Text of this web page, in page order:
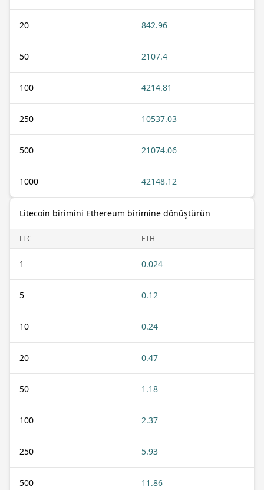
20 842.96
50 2107.4
100 4214.81
250 10537.03
500 21074.06
1000 42148.12
Litecoin birimini Ethereum birimine dönüştürün
LTC ETH
1 0.024
5 0.12
10 0.24
20 0.47
50 1.18
100 2.37
250 5.93
500 11.86